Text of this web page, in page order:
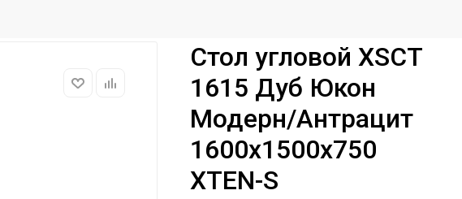
Стол угловой XSCT
1615 Дуб Юкон
Модерн/Антрацит
1600х1500х750
XTEN-S